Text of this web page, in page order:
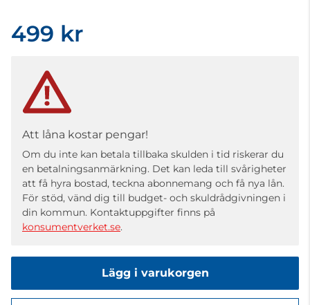
499 kr
Att låna kostar pengar!
Om du inte kan betala tillbaka skulden i tid riskerar du
en betalningsanmärkning. Det kan leda till svårigheter
att få hyra bostad, teckna abonnemang och få nya lån.
För stöd, vänd dig till budget- och skuldrådgivningen i
din kommun. Kontaktuppgifter finns på
konsumentverket.se.
Lägg i varukorgen